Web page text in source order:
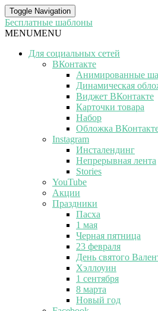
Toggle Navigation
Бесплатные шаблоны
MENUMENU
Для социальных сетей
ВКонтакте
Анимированные
Динамическая
Виджет ВКонтакте
Карточки товара
Набор
Обложка
Instagram
Инсталендинг
Непрерывная лента
Stories
YouTube
Акции
Праздники
Пасха
1 мая
Черная пятница
23 февраля
День святого
Хэллоуин
1 сентября
8 марта
Новый год